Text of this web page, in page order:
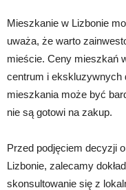
Mieszkanie w Lizbonie
uważa, że warto
mieście. Ceny mieszkań
centrum i ekskluzywnych
mieszkania może być
nie są gotowi na zakup.
Przed podjęciem decyzji
Lizbonie, zalecamy
skonsultowanie się z